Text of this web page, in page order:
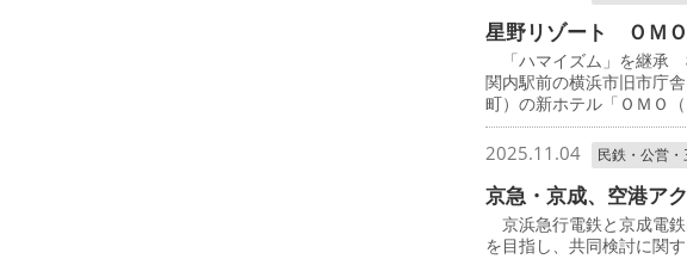
星野リゾート ＯＭ
「ハマイズム」を継承
関内駅前の横浜市旧市庁
町）の新ホテル「ＯＭＯ
2025.11.04 民鉄・公営・
京急・京成、空港ア
京浜急行電鉄と京成電
を目指し、共同検討に関